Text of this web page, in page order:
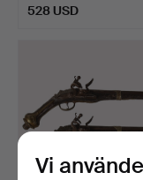
528 USD
Vi